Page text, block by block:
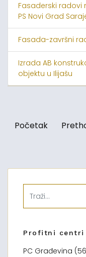
Fasaderski
PS Novi Grad
Fasada-završni
Izrada AB
objektu u Ilijašu
Početak
Profitni centri
PC Građevina